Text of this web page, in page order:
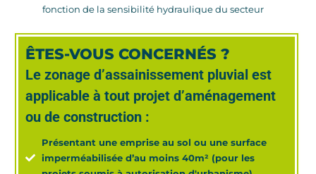
fonction de la sensibilité hydraulique du secteur
ÊTES-VOUS CONCERNÉS ?
Le zonage d’assainissement pluvial est
applicable à tout projet d’aménagement
ou de construction :
Présentant une emprise au sol ou une surface
imperméabilisée d’au moins 40m² (pour les